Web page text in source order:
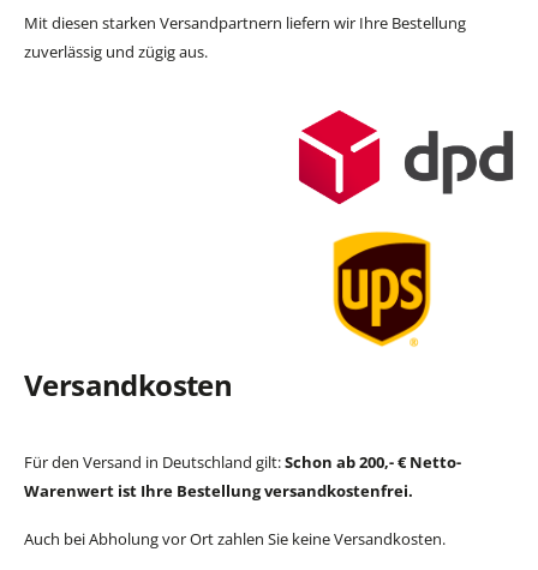
Mit diesen starken Versandpartnern liefern wir Ihre Bestellung
zuverlässig und zügig aus.
Versandkosten
Für den Versand in Deutschland gilt:Schon ab 200,- € Netto-
Warenwert ist Ihre Bestellung versandkostenfrei.
Auch bei Abholung vor Ort zahlen Sie keine Versandkosten.